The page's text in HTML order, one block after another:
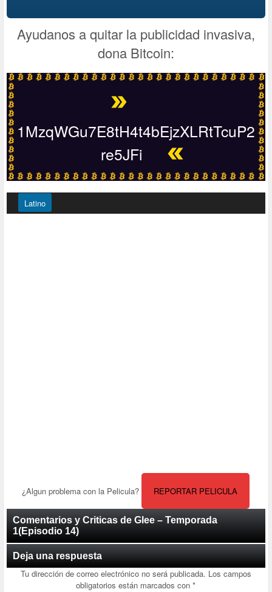
Ayudanos a quitar la publicidad invasiva,
dona Bitcoin:
1MzqWGu7E8tH4t4bEjzXLRtTcuP2
re5JFi
Latino
¿Algun problema con la Pelicula? REPORTAR PELICULA
Comentarios y Criticas de Glee – Temporada
1(Episodio 14)
Deja una respuesta
Tu dirección de correo electrónico no será publicada. Los campos
obligatorios están marcados con*